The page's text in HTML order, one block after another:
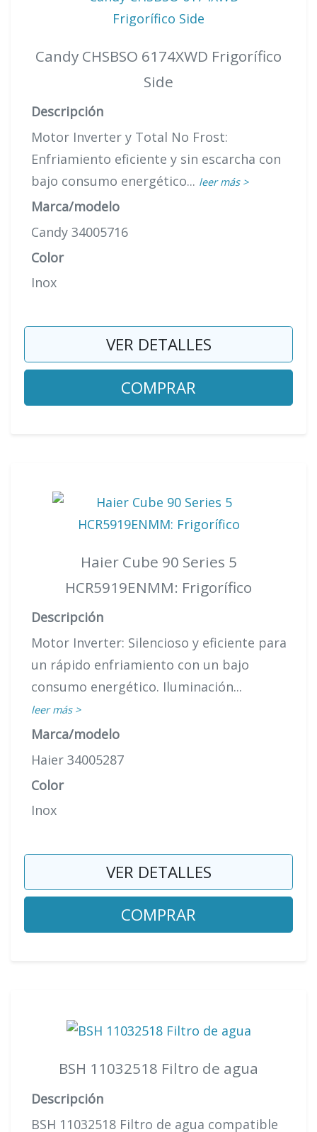
Candy CHSBSO 6174XWD Frigorífico
Side
Descripción
Motor Inverter y Total No Frost:
Enfriamiento eficiente y sin escarcha con
bajo consumo energético... leer más >
Marca/modelo
Candy 34005716
Color
Inox
VER DETALLES
COMPRAR
Haier Cube 90 Series 5
HCR5919ENMM: Frigorífico
Descripción
Motor Inverter: Silencioso y eficiente para
un rápido enfriamiento con un bajo
consumo energético. Iluminación...
leer más >
Marca/modelo
Haier 34005287
Color
Inox
VER DETALLES
COMPRAR
BSH 11032518 Filtro de agua
Descripción
BSH 11032518 Filtro de agua compatible